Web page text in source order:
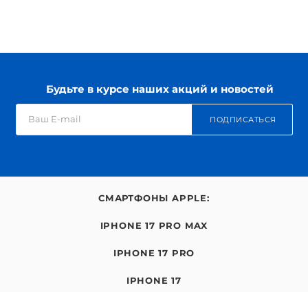
Будьте в курсе наших акций и новостей
ПОДПИСАТЬСЯ
СМАРТФОНЫ APPLE:
IPHONE 17 PRO MAX
IPHONE 17 PRO
IPHONE 17